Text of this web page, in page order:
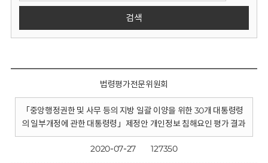
검색
법령평가전문위원회
「중앙행정권한 및 사무 등의 지방 일괄 이양을 위한 30개 대통령령
의 일부개정에 관한 대통령령」제정안 개인정보 침해요인 평가 결과
2020-07-27 127350